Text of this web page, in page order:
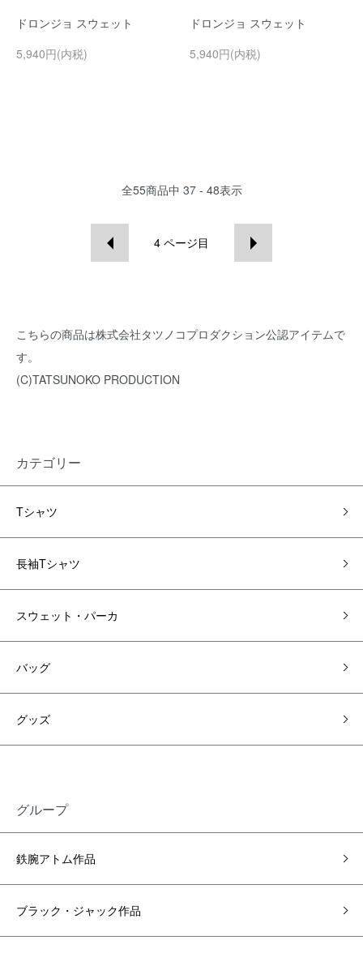
ドロンジョ スウェット
5,940円(内税)
ドロンジョ スウェット
5,940円(内税)
全55商品中 37 - 48表示
4 ページ目
こちらの商品は株式会社タツノコプロダクション公認アイテムで
す。
(C)TATSUNOKO PRODUCTION
カテゴリー
Tシャツ
長袖Tシャツ
スウェット・パーカ
バッグ
グッズ
グループ
鉄腕アトム作品
ブラック・ジャック作品